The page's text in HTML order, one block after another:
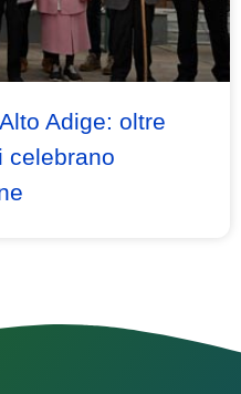
Adige: oltre
celebrano